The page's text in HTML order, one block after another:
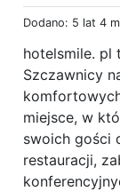
Dodano: 5 lat 4
hotelsmile. pl
Szczawnicy
miejsce, w
swoich gości
restauracji,